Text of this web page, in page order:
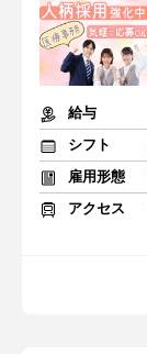
給与
シフト
雇用形態
アクセス